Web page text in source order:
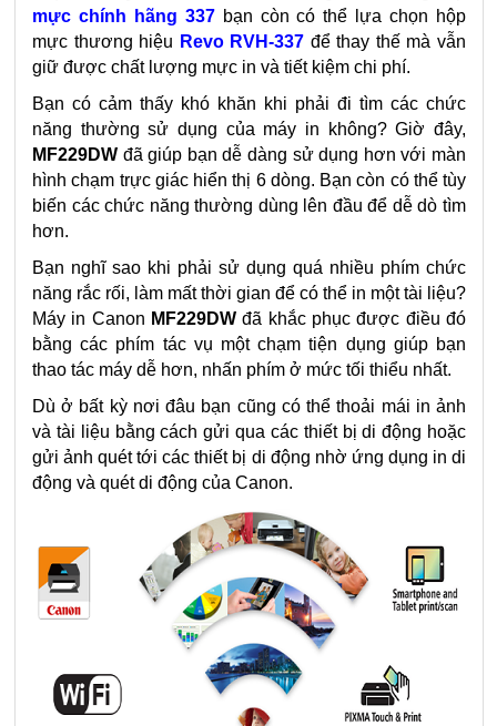
mực chính hãng 337bạn còn có thể lựa chọn hộp
mực thương hiệu Revo RVH-337 để thay thế mà vẫn
giữ được chất lượng mực in và tiết kiệm chi phí.
Bạn có cảm thấy khó khăn khi phải đi tìm các chức
năng thường sử dụng của máy in không? Giờ đây,
MF229DW đã giúp bạn dễ dàng sử dụng hơn với màn
hình chạm trực giác hiển thị 6 dòng. Bạn còn có thể tùy
biến các chức năng thường dùng lên đầu để dễ dò tìm
hơn.
Bạn nghĩ sao khi phải sử dụng quá nhiều phím chức
năng rắc rối, làm mất thời gian để có thể in một tài liệu?
Máy in Canon MF229DWđã khắc phục được điều đó
bằng các phím tác vụ một chạm tiện dụng giúp bạn
thao tác máy dễ hơn, nhấn phím ở mức tối thiểu nhất.
Dù ở bất kỳ nơi đâu bạn cũng có thể thoải mái in ảnh
và tài liệu bằng cách gửi qua các thiết bị di động hoặc
gửi ảnh quét tới các thiết bị di động nhờ ứng dụng in di
động và quét di động của Canon.